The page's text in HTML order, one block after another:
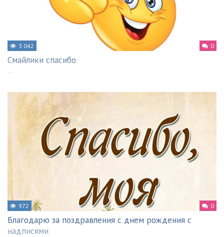
3 042 0
Смайлики спасибо
---
972 0
Благодарю за поздравления с днем рождения с
надписями